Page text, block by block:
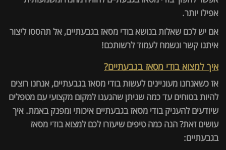
אפילו יותר.
אם יש לכם שאלות בנושא בודי מסאז בגבעתיים, אל תהססו ליצור
איתנו קשר ונשמח לעמוד לרשותכם!
איך למצוא בודי מסאז בגבעתיים?
אז כשאנחנו מעוניינים לעשות בודי מסאז בגבעתיים, אנחנו רוצים
להיות בטוחים עד כמה שניתן שהגענו למקום מקצועי עם מטפלים
שיודעים להעניק בודי מסאז בגבעתיים איכותי ומפנק באמת. איך
עושים זאת? הנה כמה טיפים שיעזרו לכם למצוא בודי מסאז
בגבעתיים: